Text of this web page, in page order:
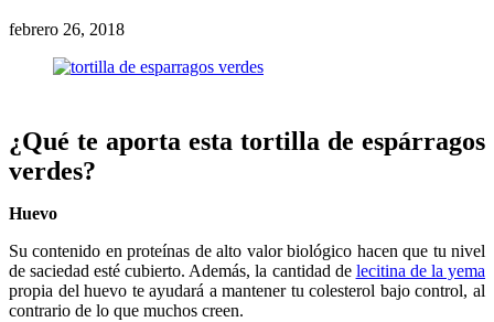
febrero 26, 2018
¿Qué te aporta esta tortilla de espárragos
verdes?
Huevo
Su contenido en proteínas de alto valor biológico hacen que tu nivel
de saciedad esté cubierto. Además, la cantidad de lecitina de la yema
propia del huevo te ayudará a mantener tu colesterol bajo control, al
contrario de lo que muchos creen.